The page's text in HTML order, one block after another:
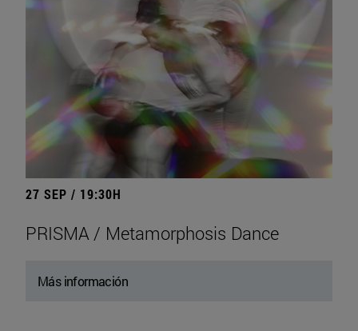
27 SEP / 19:30H
PRISMA / Metamorphosis Dance
Más información